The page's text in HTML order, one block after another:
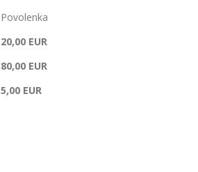
Povolenka
20,00 EUR
80,00 EUR
5,00 EUR